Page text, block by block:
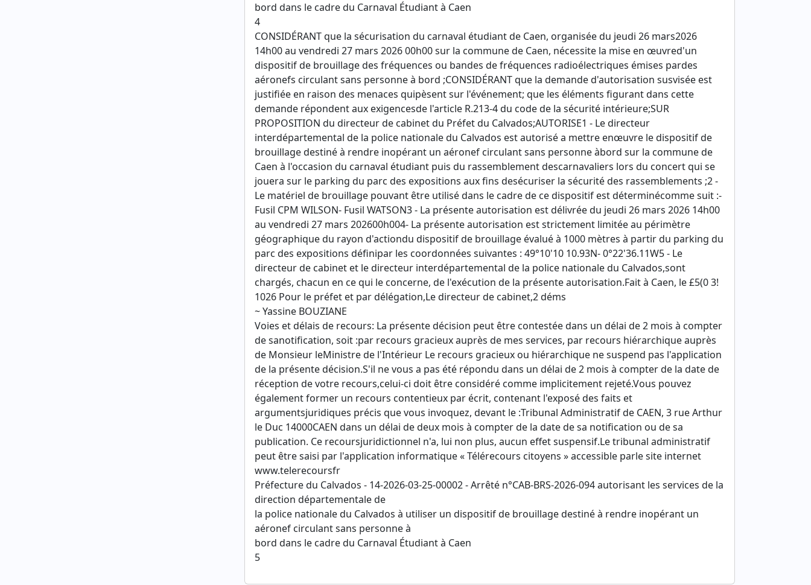
bord dans le cadre du Carnaval Étudiant à Caen
4
CONSIDÉRANT que la sécurisation du carnaval étudiant de Caen, organisée du jeudi 26 mars2026
14h00 au vendredi 27 mars 2026 00h00 sur la commune de Caen, nécessite la mise en œuvred'un
dispositif de brouillage des fréquences ou bandes de fréquences radioélectriques émises pardes
aéronefs circulant sans personne à bord ;CONSIDÉRANT que la demande d'autorisation susvisée est
justifiée en raison des menaces quipèsent sur l'événement; que les éléments figurant dans cette
demande répondent aux exigencesde l'article R.213-4 du code de la sécurité intérieure;SUR
PROPOSITION du directeur de cabinet du Préfet du Calvados;AUTORISE1 - Le directeur
interdépartemental de la police nationale du Calvados est autorisé a mettre enœuvre le dispositif de
brouillage destiné à rendre inopérant un aéronef circulant sans personne àbord sur la commune de
Caen à l'occasion du carnaval étudiant puis du rassemblement descarnavaliers lors du concert qui se
jouera sur le parking du parc des expositions aux fins desécuriser la sécurité des rassemblements ;2 -
Le matériel de brouillage pouvant être utilisé dans le cadre de ce dispositif est déterminécomme suit :-
Fusil CPM WILSON- Fusil WATSON3 - La présente autorisation est délivrée du jeudi 26 mars 2026 14h00
au vendredi 27 mars 202600h004- La présente autorisation est strictement limitée au périmètre
géographique du rayon d'actiondu dispositif de brouillage évalué à 1000 mètres à partir du parking du
parc des expositions définipar les coordonnées suivantes : 49°10'10 10.93N- 0°22'36.11W5 - Le
directeur de cabinet et le directeur interdépartemental de la police nationale du Calvados,sont
chargés, chacun en ce qui le concerne, de l'exécution de la présente autorisation.Fait à Caen, le £5(0 3!
1026 Pour le préfet et par délégation,Le directeur de cabinet,2 déms
~ Yassine BOUZIANE
Voies et délais de recours: La présente décision peut être contestée dans un délai de 2 mois à compter
de sanotification, soit :par recours gracieux auprès de mes services, par recours hiérarchique auprès
de Monsieur leMinistre de l'Intérieur Le recours gracieux ou hiérarchique ne suspend pas l'application
de la présente décision.S'il ne vous a pas été répondu dans un délai de 2 mois à compter de la date de
réception de votre recours,celui-ci doit être considéré comme implicitement rejeté.Vous pouvez
également former un recours contentieux par écrit, contenant l'exposé des faits et
argumentsjuridiques précis que vous invoquez, devant le :Tribunal Administratif de CAEN, 3 rue Arthur
le Duc 14000CAEN dans un délai de deux mois à compter de la date de sa notification ou de sa
publication. Ce recoursjuridictionnel n'a, lui non plus, aucun effet suspensif.Le tribunal administratif
peut être saisi par l'application informatique « Télérecours citoyens » accessible parle site internet
www.telerecoursfr
Préfecture du Calvados - 14-2026-03-25-00002 - Arrêté n°CAB-BRS-2026-094 autorisant les services de la
direction départementale de
la police nationale du Calvados à utiliser un dispositif de brouillage destiné à rendre inopérant un
aéronef circulant sans personne à
bord dans le cadre du Carnaval Étudiant à Caen
5